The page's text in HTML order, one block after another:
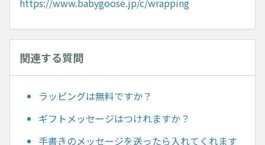
https://www.babygoose.jp/c/wrapping
関連する質問
ラッピングは無料ですか？
ギフトメッセージはつけれますか？
手書きのメッセージを送ったら入れてくれます